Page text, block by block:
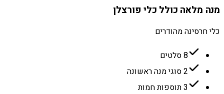
מנה מלאה כולל כלי פורצלן
כלי חרסינה מהודרים
8 סלטים
2 סוגי מנה ראשונה
3 תוספות חמות